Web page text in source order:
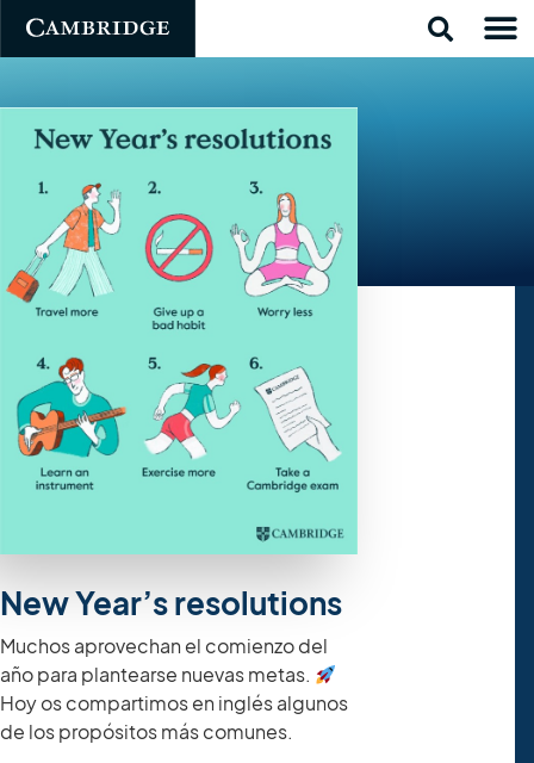
New Year’s resolutions
Muchos aprovechan el comienzo del
año para plantearse nuevas metas.
Hoy os compartimos en inglés algunos
de los propósitos más comunes.